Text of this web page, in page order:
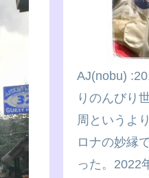
AJ(nobu)
りのんびり
周というよ
ロナの妙縁
った。2022